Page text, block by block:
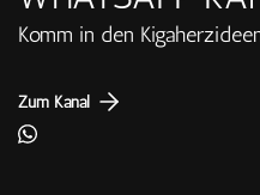
Komm in den
Zum Kanal